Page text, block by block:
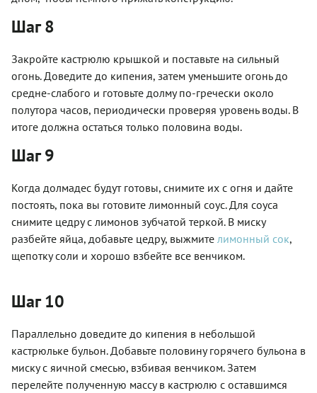
Шаг 8
Закройте кастрюлю крышкой и поставьте на сильный
огонь. Доведите до кипения, затем уменьшите огонь до
средне-слабого и готовьте долму по-гречески около
полутора часов, периодически проверяя уровень воды. В
итоге должна остаться только половина воды.
Шаг 9
Когда долмадес будут готовы, снимите их с огня и дайте
постоять, пока вы готовите лимонный соус. Для соуса
снимите цедру с лимонов зубчатой теркой. В миску
разбейте яйца, добавьте цедру, выжмите лимонный сок,
щепотку соли и хорошо взбейте все венчиком.
Шаг 10
Параллельно доведите до кипения в небольшой
кастрюльке бульон. Добавьте половину горячего бульона в
миску с яичной смесью, взбивая венчиком. Затем
перелейте полученную массу в кастрюлю с оставшимся